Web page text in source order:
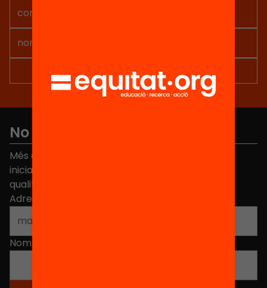
No et perdis res
Més de 40.000 persones ja han triat Equitat. Rep
iniciatives, propostes i projectes per millorar la
qualitat de l'educació a Catalunya.
Adreça electrònica
Nom